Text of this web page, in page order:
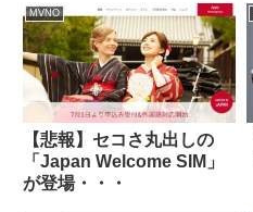
MVNO
【悲報】セコさ丸出しの
「Japan Welcome SIM」
が登場・・・